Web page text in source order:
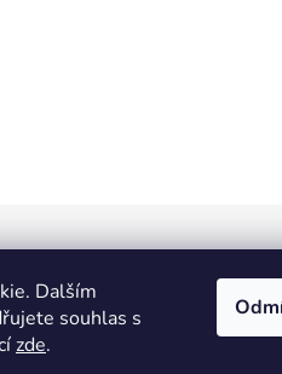
Dalším
souhlas s
zde.
Centrum environmentální